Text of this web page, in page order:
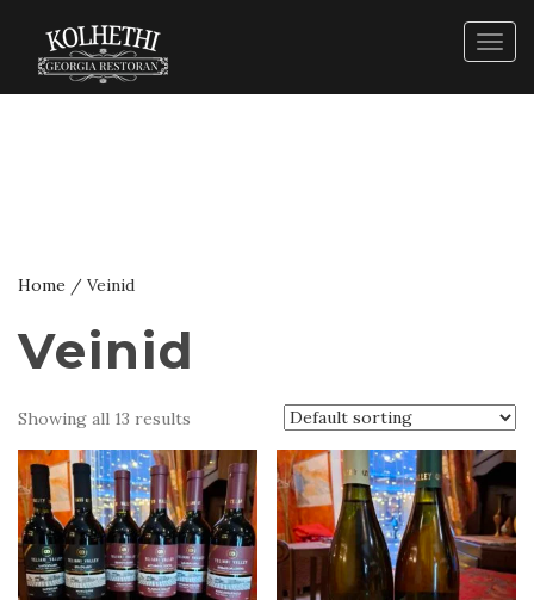
Home / Veinid
Veinid
Showing all 13 results